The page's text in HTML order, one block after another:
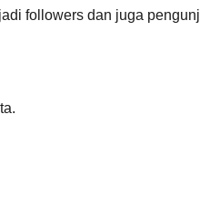
followers dan juga